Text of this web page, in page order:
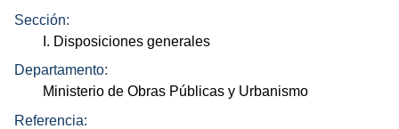
Sección:
I. Disposiciones generales
Departamento:
Ministerio de Obras Públicas y Urbanismo
Referencia: